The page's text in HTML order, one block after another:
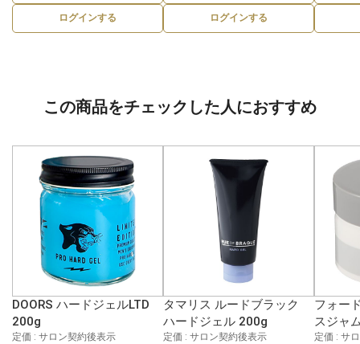
ログインする ログインする
この商品をチェックした人におすすめ
DOORS ハードジェルLTD
200g
定価 : サロン契約後表示
タマリス ルードブラック
ハードジェル 200g
定価 : サロン契約後表示
フォー
スジャ
定価 : サ